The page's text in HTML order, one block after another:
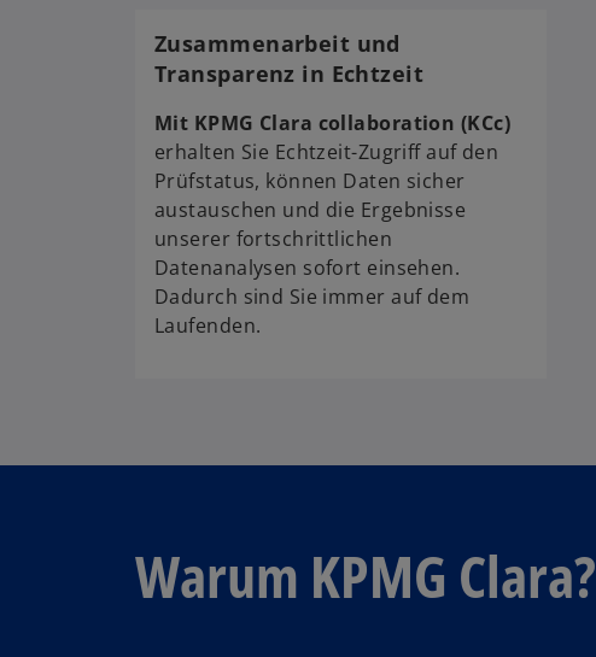
Zusammenarbeit und
Transparenz in Echtzeit
Mit KPMG Clara collaboration (KCc)
erhalten Sie Echtzeit-Zugriff auf den
Prüfstatus, können Daten sicher
austauschen und die Ergebnisse
unserer fortschrittlichen
Datenanalysen sofort einsehen.
Dadurch sind Sie immer auf dem
Laufenden.
Warum KPMG Clara?